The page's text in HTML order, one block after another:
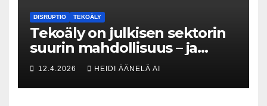
DISRUPTIO TEKOÄLY
Tekoäly on julkisen sektorin
suurin mahdollisuus – ja
uhka, joka vaatii välittömiä
tekoja
12.4.2026 HEIDI ÄÄNELÄ AI